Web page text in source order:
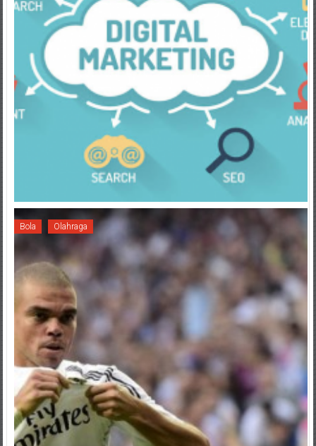
Bola Olahraga